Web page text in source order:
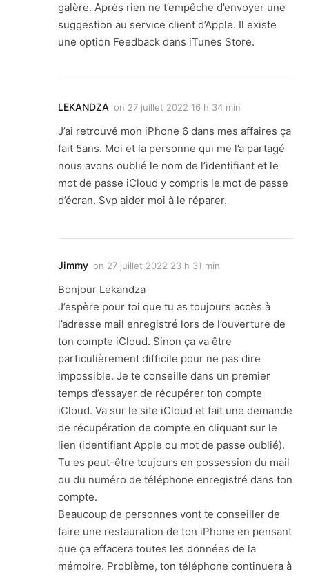
galère. Après rien ne t’empêche d’envoyer une
suggestion au service client d’Apple. Il existe
une option Feedback dans iTunes Store.
LEKANDZA on 27 juillet 2022 16 h 34 min
J’ai retrouvé mon iPhone 6 dans mes affaires ça
fait 5ans. Moi et la personne qui me l’a partagé
nous avons oublié le nom de l’identifiant et le
mot de passe iCloud y compris le mot de passe
d’écran. Svp aider moi à le réparer.
Jimmy on 27 juillet 2022 23 h 31 min
Bonjour Lekandza
J’espère pour toi que tu as toujours accès à
l’adresse mail enregistré lors de l’ouverture de
ton compte iCloud. Sinon ça va être
particulièrement difficile pour ne pas dire
impossible. Je te conseille dans un premier
temps d’essayer de récupérer ton compte
iCloud. Va sur le site iCloud et fait une demande
de récupération de compte en cliquant sur le
lien (identifiant Apple ou mot de passe oublié).
Tu es peut-être toujours en possession du mail
ou du numéro de téléphone enregistré dans ton
compte.
Beaucoup de personnes vont te conseiller de
faire une restauration de ton iPhone en pensant
que ça effacera toutes les données de la
mémoire. Problème, ton téléphone continuera à